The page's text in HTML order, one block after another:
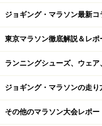
「ガシャン、ガシャン、
だかアートのオブジェの
類がほとんど見えません
新田さん自ら試作を重ね
てました。
バーをテスト。「あれ、
ジョギング・マラソン最新コ
東京マラソン徹底解説＆レポ
ランニングシューズ、ウェ
ジョギング・マラソンの走
その他のマラソン大会レポー